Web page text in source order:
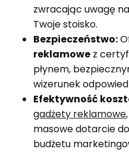
zwracając uwagę
Twoje stoisko.
Bezpieczeństwo:
reklamowe z
płynem,
wizerunek
Efektywność
gadżety reklamowe
masowe dotarcie
budżetu